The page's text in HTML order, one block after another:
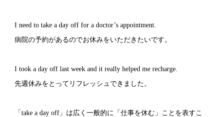
I need to take a day off for a doctor’s appointment.
病院の予約があるのでお休みをいただきたいです。
I took a day off last week and it really helped me recharge.
先週休みをとってリフレッシュできました。
「take a day off」は広く一般的に「仕事を休む」ことを表すこ